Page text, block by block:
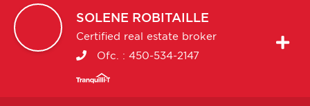
SOLENE ROBITAILLE
Certified real estate broker
Ofc. : 450-534-2147